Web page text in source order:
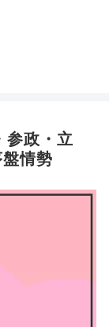
参政・立
情勢